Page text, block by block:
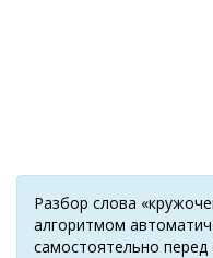
Разбор слова
алгоритмом
самостоятельно перед